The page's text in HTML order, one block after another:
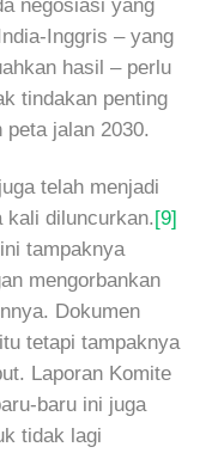
negosiasi yang
Inggris – yang
hasil – perlu
tindakan penting
jalan 2030.
telah menjadi
kali diluncurkan.[9]
tampaknya
mengorbankan
Dokumen
tetapi tampaknya
Laporan Komite
baru ini juga
tidak lagi